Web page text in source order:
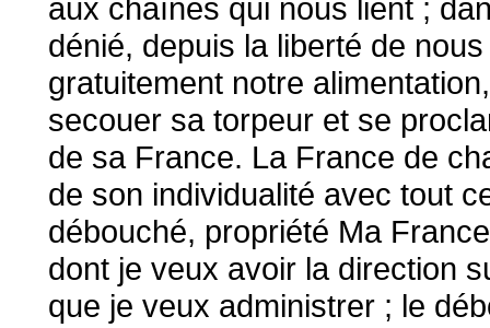
aux chaînes qui nous lient ;
dénié, depuis la liberté de
gratuitement notre
secouer sa torpeur et se
de sa France. La France de
de son individualité avec tout
débouché, propriété Ma
dont je veux avoir la direction
que je veux administrer ; le